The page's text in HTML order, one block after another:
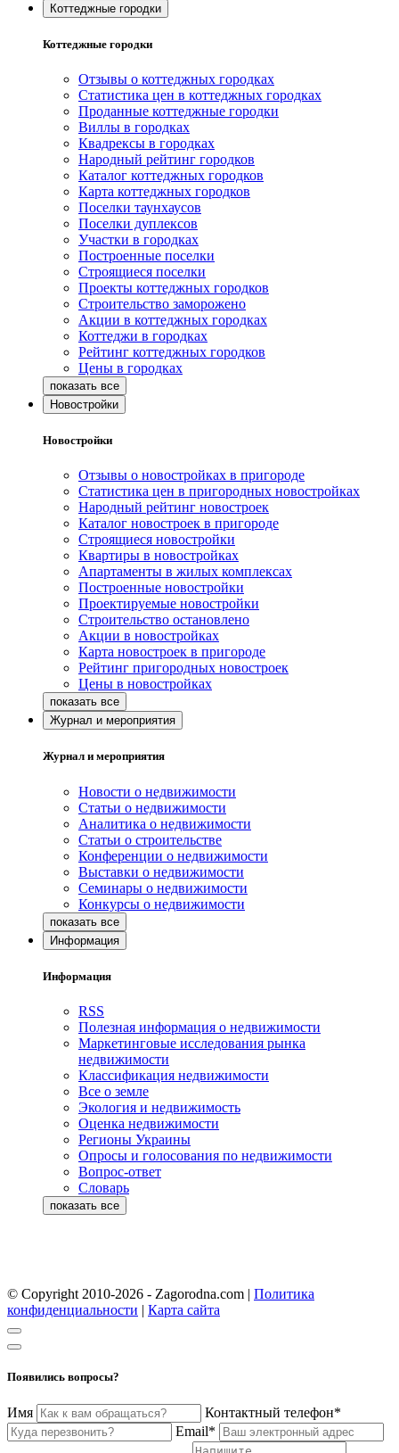
Коттеджные городки
Коттеджные городки
Отзывы о коттеджных городках
Статистика цен в коттеджных городках
Проданные коттеджные городки
Виллы в городках
Квадрексы в городках
Народный рейтинг городков
Каталог коттеджных городков
Карта коттеджных городков
Поселки таунхаусов
Поселки дуплексов
Участки в городках
Построенные поселки
Строящиеся поселки
Проекты коттеджных городков
Строительство заморожено
Акции в коттеджных городках
Коттеджи в городках
Рейтинг коттеджных городков
Цены в городках
Новостройки
Новостройки
Отзывы о новостройках в пригороде
Статистика цен в пригородных новостройках
Народный рейтинг новостроек
Каталог новостроек в пригороде
Строящиеся новостройки
Квартиры в новостройках
Апартаменты в жилых комплексах
Построенные новостройки
Проектируемые новостройки
Строительство остановлено
Акции в новостройках
Карта новостроек в пригороде
Рейтинг пригородных новостроек
Цены в новостройках
Журнал и мероприятия
Журнал и мероприятия
Новости о недвижимости
Статьи о недвижимости
Аналитика о недвижимости
Статьи о строительстве
Конференции о недвижимости
Выставки о недвижимости
Семинары о недвижимости
Конкурсы о недвижимости
Информация
Информация
RSS
Полезная информация о недвижимости
Маркетинговые исследования рынка
недвижимости
Классификация недвижимости
Все о земле
Экология и недвижимость
Оценка недвижимости
Регионы Украины
Опросы и голосования по недвижимости
Вопрос-ответ
Словарь
© Copyright 2010-2026 - Zagorodna.com | Политика
конфиденциальности | Карта сайта
Появились вопросы?
Имя
Контактный телефон*
Email*